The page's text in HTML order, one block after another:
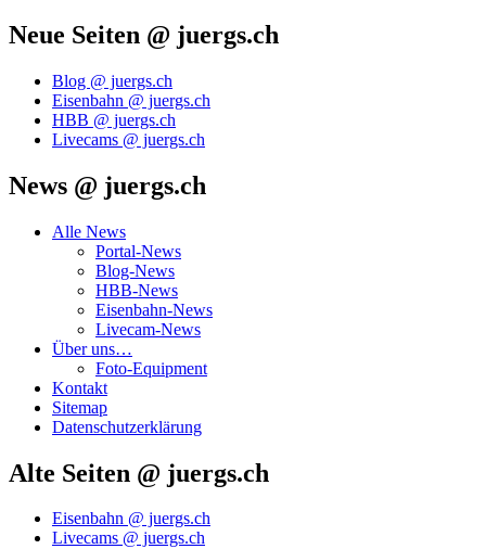
Neue Seiten @ juergs.ch
Blog @ juergs.ch
Eisenbahn @ juergs.ch
HBB @ juergs.ch
Livecams @ juergs.ch
News @ juergs.ch
Alle News
Portal-News
Blog-News
HBB-News
Eisenbahn-News
Livecam-News
Über uns…
Foto-Equipment
Kontakt
Sitemap
Datenschutzerklärung
Alte Seiten @ juergs.ch
Eisenbahn @ juergs.ch
Livecams @ juergs.ch